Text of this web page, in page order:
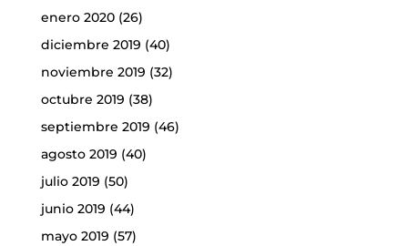
enero 2020(26)
diciembre 2019 (40)
noviembre 2019 (32)
octubre 2019 (38)
septiembre 2019 (46)
agosto 2019 (40)
julio 2019 (50)
junio 2019 (44)
mayo 2019 (57)